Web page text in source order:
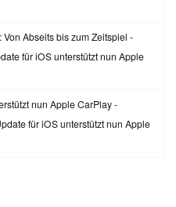
Abseits bis zum Zeitspiel -
für iOS unterstützt nun Apple
nun Apple CarPlay -
für iOS unterstützt nun Apple